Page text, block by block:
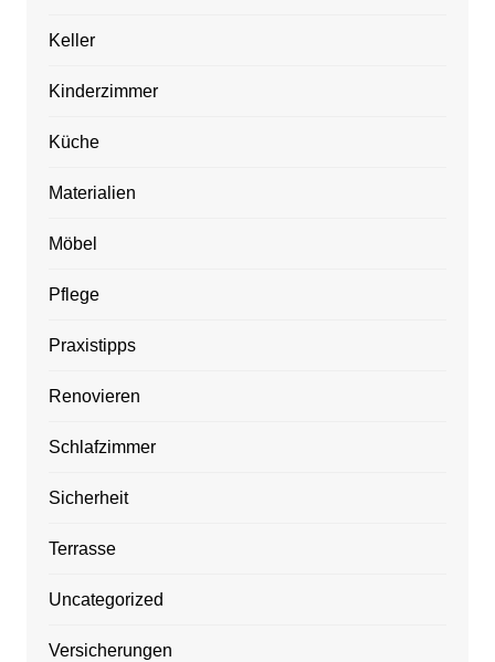
Keller
Kinderzimmer
Küche
Materialien
Möbel
Pflege
Praxistipps
Renovieren
Schlafzimmer
Sicherheit
Terrasse
Uncategorized
Versicherungen